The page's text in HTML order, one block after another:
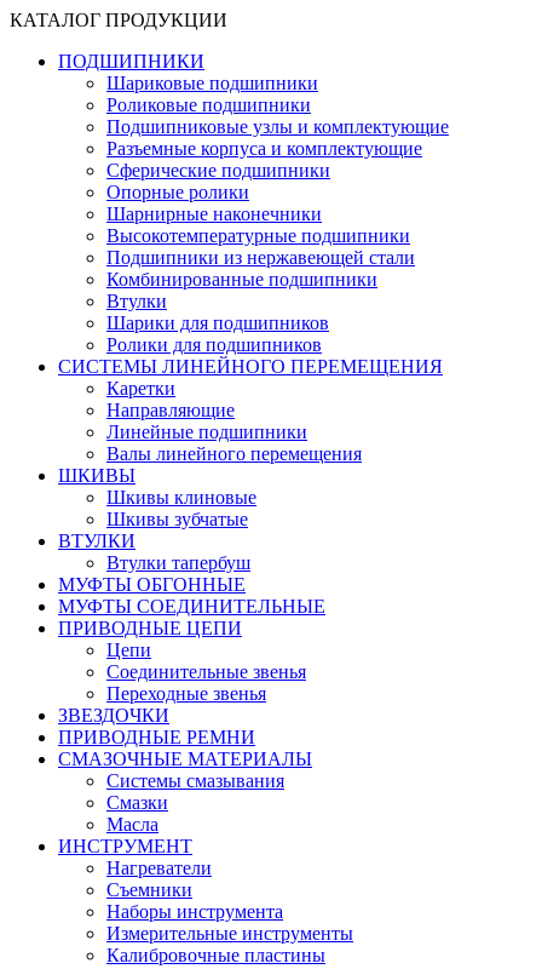
КАТАЛОГ ПРОДУКЦИИ
ПОДШИПНИКИ
Шариковые подшипники
Роликовые подшипники
Подшипниковые узлы и комплектующие
Разъемные корпуса и комплектующие
Сферические подшипники
Опорные ролики
Шарнирные наконечники
Высокотемпературные подшипники
Подшипники из нержавеющей стали
Комбинированные подшипники
Втулки
Шарики для подшипников
Ролики для подшипников
СИСТЕМЫ ЛИНЕЙНОГО ПЕРЕМЕЩЕНИЯ
Каретки
Направляющие
Линейные подшипники
Валы линейного перемещения
ШКИВЫ
Шкивы клиновые
Шкивы зубчатые
ВТУЛКИ
Втулки тапербуш
МУФТЫ ОБГОННЫЕ
МУФТЫ СОЕДИНИТЕЛЬНЫЕ
ПРИВОДНЫЕ ЦЕПИ
Цепи
Соединительные звенья
Переходные звенья
ЗВЕЗДОЧКИ
ПРИВОДНЫЕ РЕМНИ
СМАЗОЧНЫЕ МАТЕРИАЛЫ
Системы смазывания
Смазки
Масла
ИНСТРУМЕНТ
Нагреватели
Съемники
Наборы инструмента
Измерительные инструменты
Калибровочные пластины